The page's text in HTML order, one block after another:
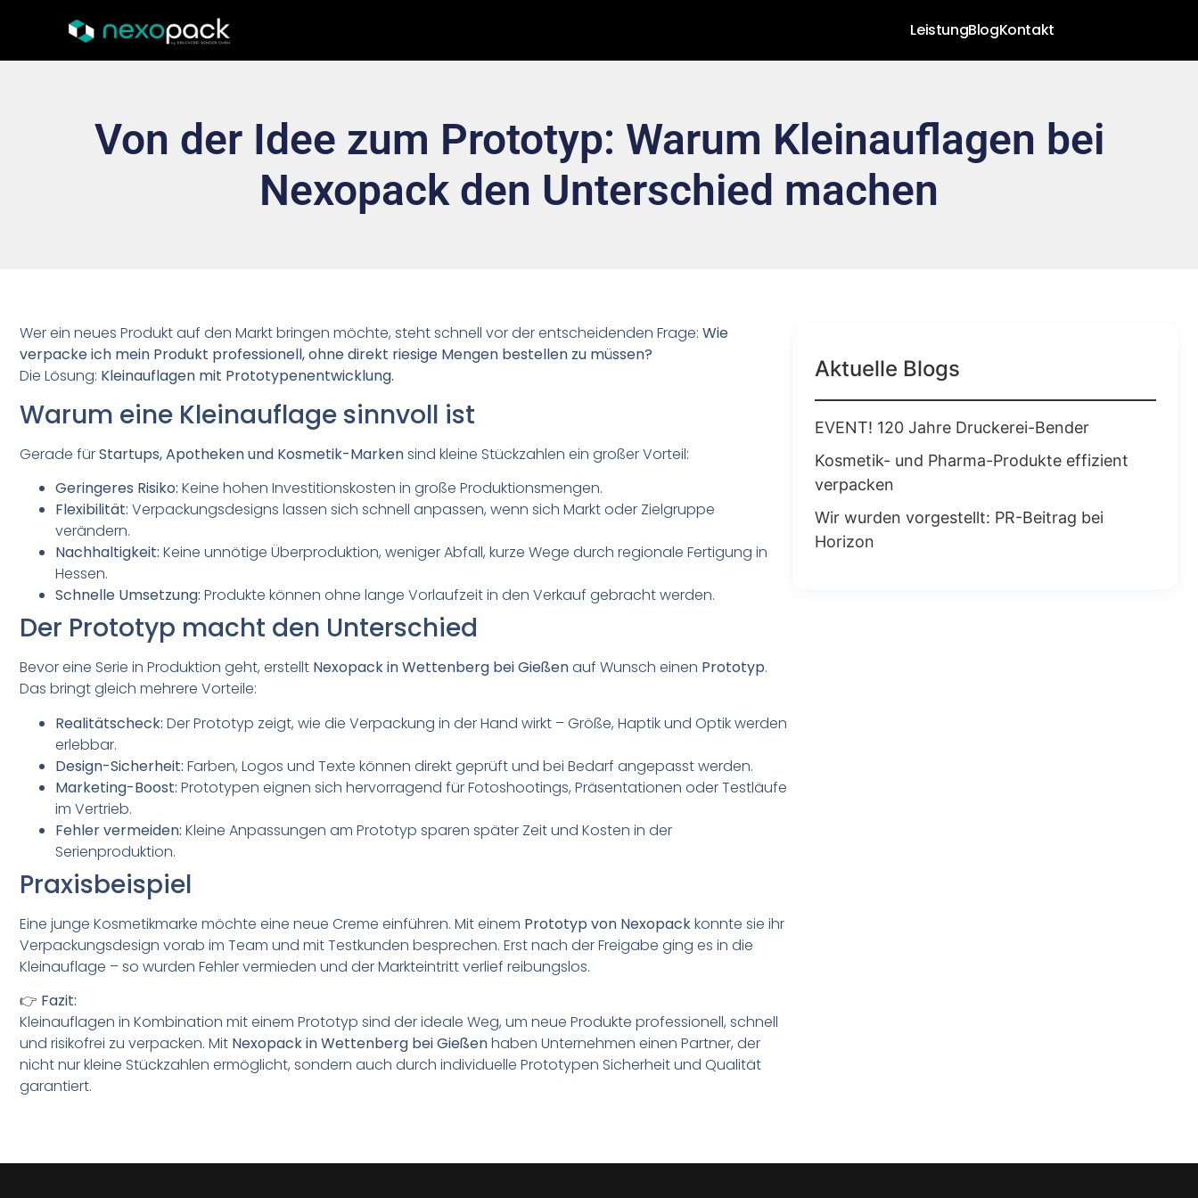
LeistungBlogKontakt
Von der Idee zum Prototyp: Warum Kleinauflagen bei
Nexopack den Unterschied machen
Wer ein neues Produkt auf den Markt bringen möchte, steht schnell vor der entscheidenden Frage: Wie
verpacke ich mein Produkt professionell, ohne direkt riesige Mengen bestellen zu müssen?
Die Lösung: Kleinauflagen mit Prototypenentwicklung.
Warum eine Kleinauflage sinnvoll ist
Gerade fürStartups, Apotheken und Kosmetik-Markensind kleine Stückzahlen ein großer Vorteil:
Geringeres Risiko: Keine hohen Investitionskosten in große Produktionsmengen.
Flexibilität: Verpackungsdesigns lassen sich schnell anpassen, wenn sich Markt oder Zielgruppe
verändern.
Nachhaltigkeit: Keine unnötige Überproduktion, weniger Abfall, kurze Wege durch regionale Fertigung in
Hessen.
Schnelle Umsetzung: Produkte können ohne lange Vorlaufzeit in den Verkauf gebracht werden.
Der Prototyp macht den Unterschied
Bevor eine Serie in Produktion geht, erstellt Nexopack in Wettenberg bei Gießenauf Wunsch einen Prototyp.
Das bringt gleich mehrere Vorteile:
Realitätscheck: Der Prototyp zeigt, wie die Verpackung in der Hand wirkt – Größe, Haptik und Optik werden
erlebbar.
Design-Sicherheit: Farben, Logos und Texte können direkt geprüft und bei Bedarf angepasst werden.
Marketing-Boost: Prototypen eignen sich hervorragend für Fotoshootings, Präsentationen oder Testläufe
im Vertrieb.
Fehler vermeiden: Kleine Anpassungen am Prototyp sparen später Zeit und Kosten in der
Serienproduktion.
Praxisbeispiel
Eine junge Kosmetikmarke möchte eine neue Creme einführen. Mit einem Prototyp von Nexopackkonnte sie ihr
Verpackungsdesign vorab im Team und mit Testkunden besprechen. Erst nach der Freigabe ging es in die
Kleinauflage – so wurden Fehler vermieden und der Markteintritt verlief reibungslos.
👉 Fazit:
Kleinauflagen in Kombination mit einem Prototyp sind der ideale Weg, um neue Produkte professionell, schnell
und risikofrei zu verpacken. Mit Nexopack in Wettenberg bei Gießenhaben Unternehmen einen Partner, der
nicht nur kleine Stückzahlen ermöglicht, sondern auch durch individuelle Prototypen Sicherheit und Qualität
garantiert.
Aktuelle Blogs
EVENT! 120 Jahre Druckerei-Bender
Kosmetik- und Pharma-Produkte effizient
verpacken
Wir wurden vorgestellt: PR-Beitrag bei
Horizon